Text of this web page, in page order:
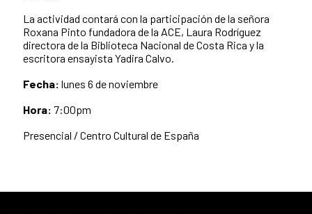
La actividad contará con la participación de la señora
Roxana Pinto fundadora de la ACE, Laura Rodríguez
directora de la Biblioteca Nacional de Costa Rica y la
escritora ensayista Yadira Calvo.
Fecha: lunes 6 de noviembre
Hora: 7:00pm
Presencial / Centro Cultural de España